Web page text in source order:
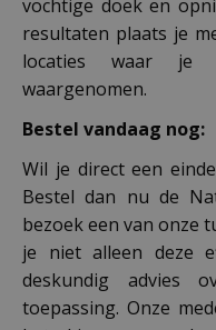
vochtige doek en
resultaten plaats je
locaties waar je
waargenomen.
Bestel vandaag nog:
Wil je direct een
Bestel dan nu de
bezoek een van onze
je niet alleen deze
deskundig advies
toepassing. Onze